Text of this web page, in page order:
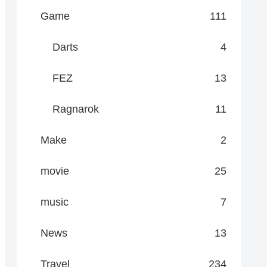
Game 111
Darts 4
FEZ 13
Ragnarok 11
Make 2
movie 25
music 7
News 13
Travel 234